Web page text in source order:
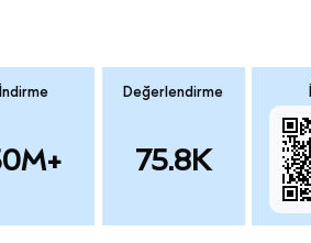
İndirme Değerlendirme
75.8K